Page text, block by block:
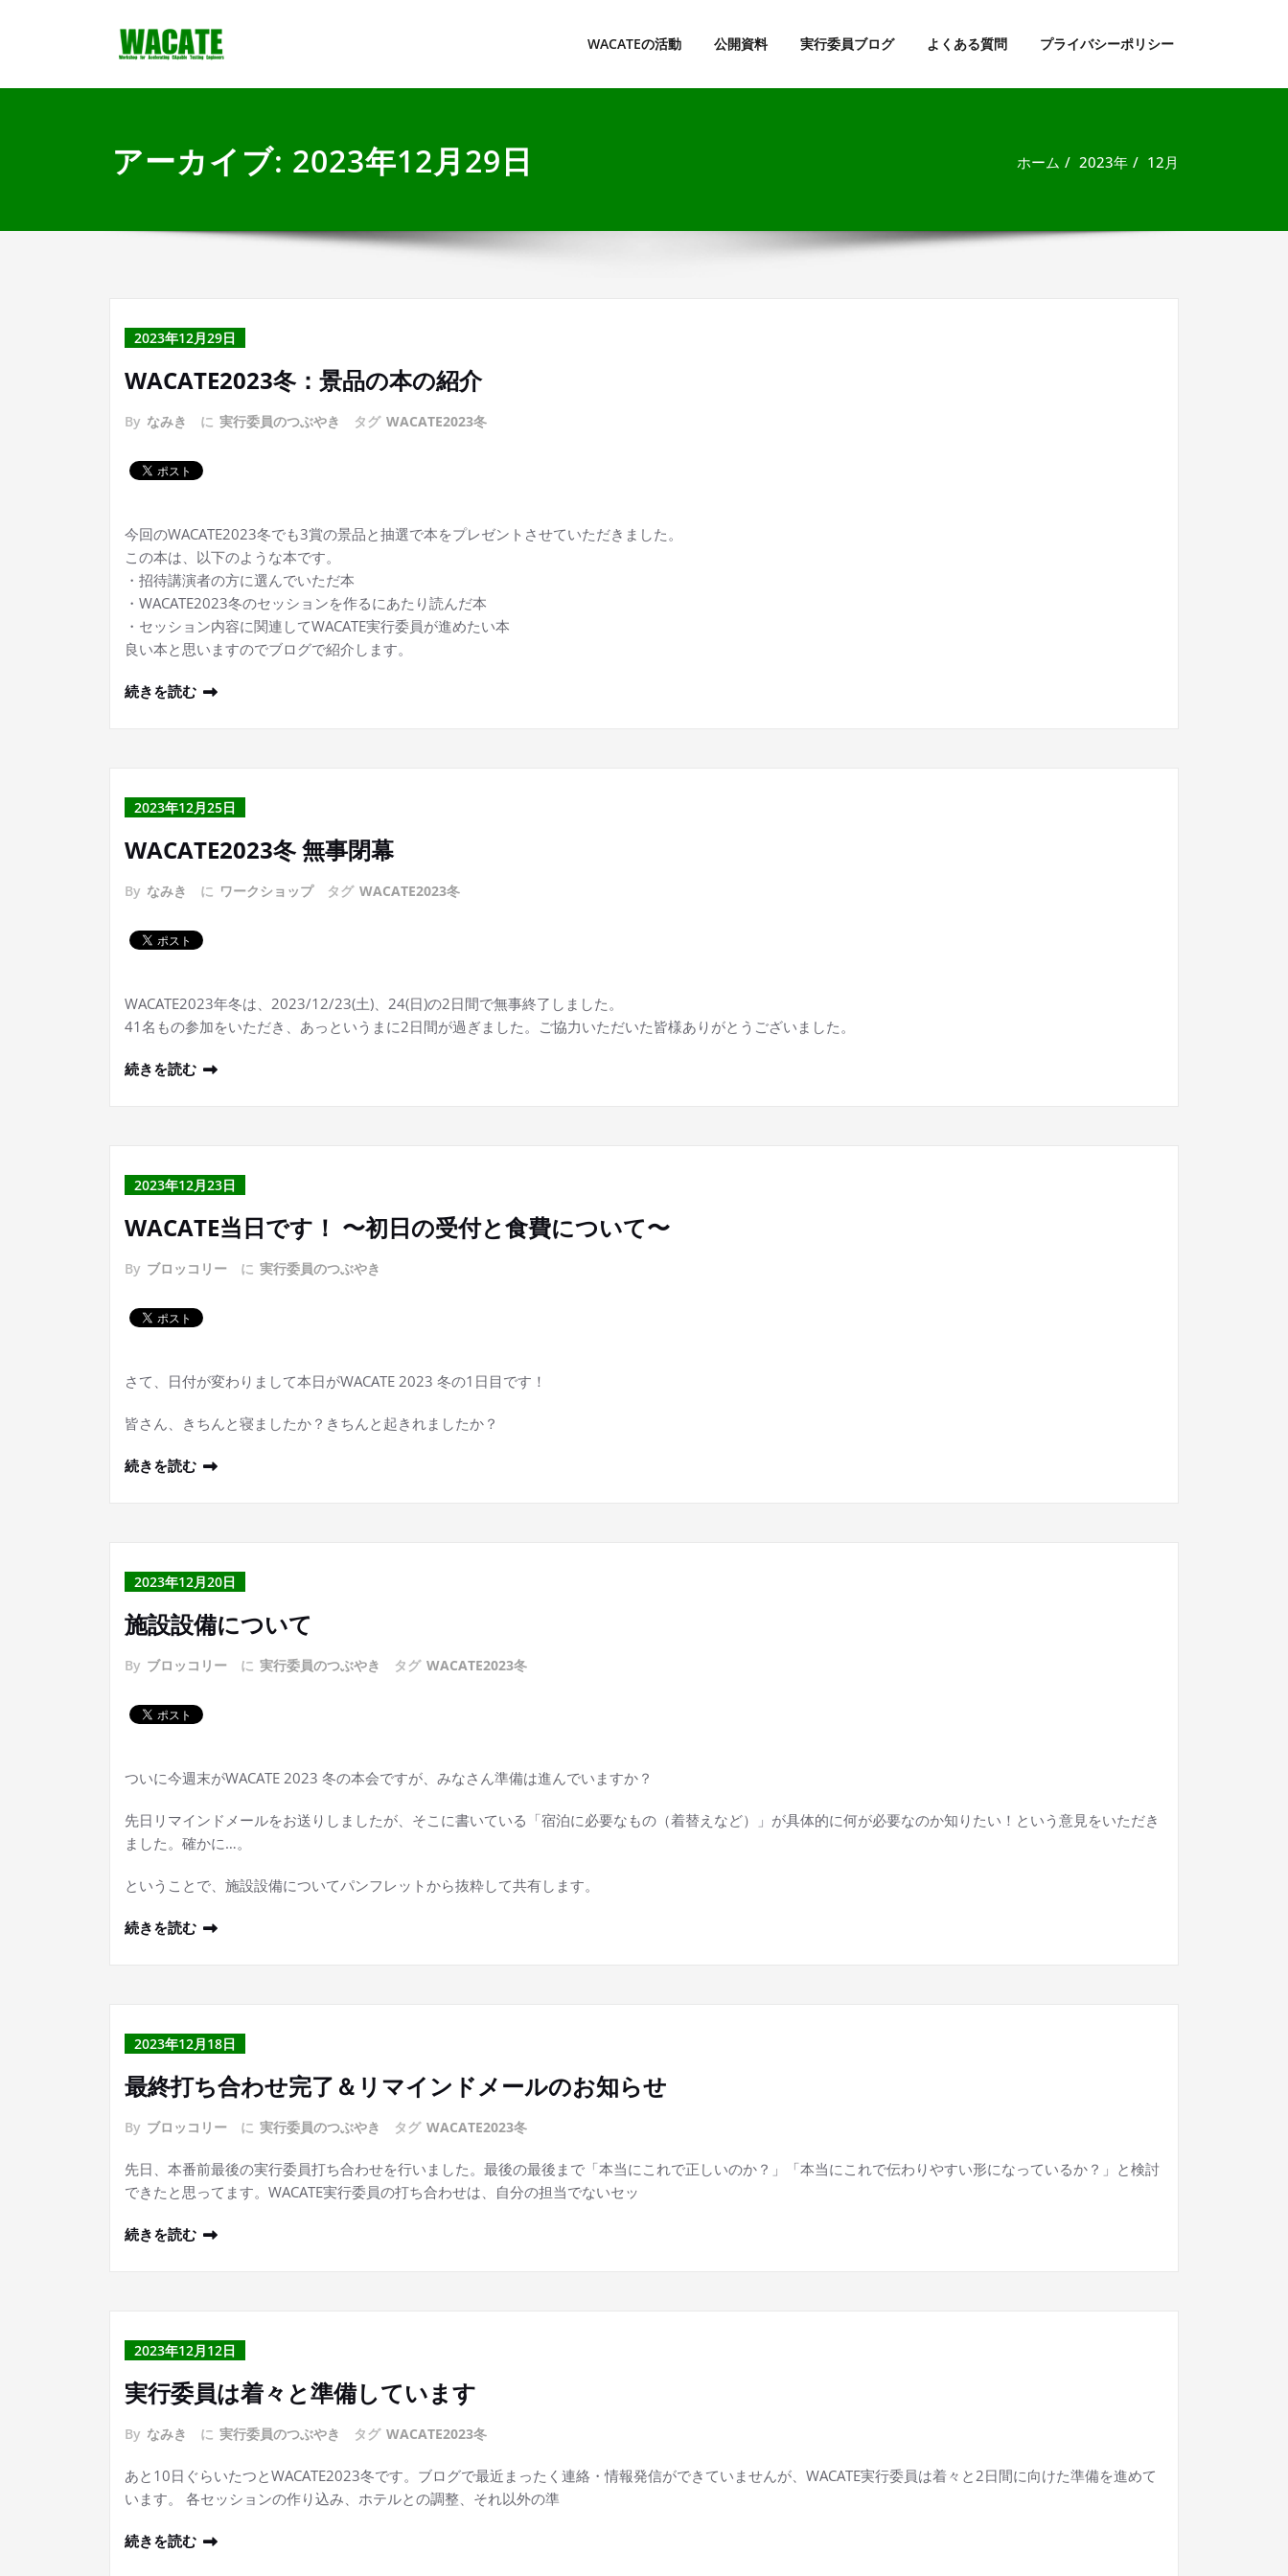
WACATEの活動 公開資料 実行委員ブログ よくある質問 プライバシーポリシー
アーカイブ: 2023年12月29日 ホーム 2023年 12月
2023年12月29日
WACATE2023冬：景品の本の紹介
By なみき に 実行委員のつぶやき タグ WACATE2023冬
今回のWACATE2023冬でも3賞の景品と抽選で本をプレゼントさせていただきました。
この本は、以下のような本です。
・招待講演者の方に選んでいただ本
・WACATE2023冬のセッションを作るにあたり読んだ本
・セッション内容に関連してWACATE実行委員が進めたい本
良い本と思いますのでブログで紹介します。
続きを読む
2023年12月25日
WACATE2023冬 無事閉幕
By なみき に ワークショップ タグ WACATE2023冬
WACATE2023年冬は、2023/12/23(土)、24(日)の2日間で無事終了しました。
41名もの参加をいただき、あっというまに2日間が過ぎました。ご協力いただいた皆様ありがとうございました。
続きを読む
2023年12月23日
WACATE当日です！ 〜初日の受付と食費について〜
By ブロッコリー に 実行委員のつぶやき
さて、日付が変わりまして本日がWACATE 2023 冬の1日目です！
皆さん、きちんと寝ましたか？きちんと起きれましたか？
続きを読む
2023年12月20日
施設設備について
By ブロッコリー に 実行委員のつぶやき タグ WACATE2023冬
ついに今週末がWACATE 2023 冬の本会ですが、みなさん準備は進んでいますか？
先日リマインドメールをお送りしましたが、そこに書いている「宿泊に必要なもの（着替えなど）」が具体的に何が必要なのか知りたい！という意見をいただき
ました。確かに…。
ということで、施設設備についてパンフレットから抜粋して共有します。
続きを読む
2023年12月18日
最終打ち合わせ完了＆リマインドメールのお知らせ
By ブロッコリー に 実行委員のつぶやき タグ WACATE2023冬
先日、本番前最後の実行委員打ち合わせを行いました。最後の最後まで「本当にこれで正しいのか？」「本当にこれで伝わりやすい形になっているか？」と検討
できたと思ってます。WACATE実行委員の打ち合わせは、自分の担当でないセッ
続きを読む
2023年12月12日
実行委員は着々と準備しています
By なみき に 実行委員のつぶやき タグ WACATE2023冬
あと10日ぐらいたつとWACATE2023冬です。ブログで最近まったく連絡・情報発信ができていませんが、WACATE実行委員は着々と2日間に向けた準備を進めて
います。 各セッションの作り込み、ホテルとの調整、それ以外の準
続きを読む